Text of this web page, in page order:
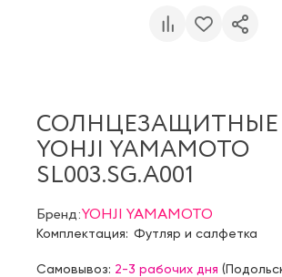
YOHJI YAMAMOTO
SL003.SG.A001
Бренд:YOHJI YAMAMOTO
Комплектация: Футляр и салфетка
Самовывоз: 2-3 рабочих дня (